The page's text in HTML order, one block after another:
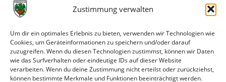
Zustimmung verwalten
Um dir ein optimales Erlebnis zu bieten, verwenden wir Technologien wie
Cookies, um Geräteinformationen zu speichern und/oder darauf
zuzugreifen. Wenn du diesen Technologien zustimmst, können wir Daten
wie das Surfverhalten oder eindeutige IDs auf dieser Website
verarbeiten. Wenn du deine Zustimmung nicht erteilst oder zurückziehst,
können bestimmte Merkmale und Funktionen beeinträchtigt werden.
28. Juli 2026
28. Juli 2026
Neue Podcast-Folge: So tickt Björn!
27. Juli 2026
Eindrücke vom Stadionfest